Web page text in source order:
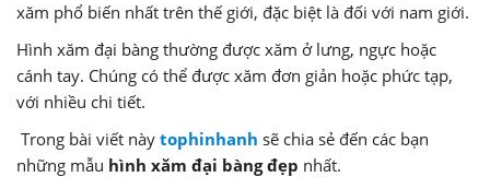
xăm phổ biến nhất trên thế giới, đặc biệt là đối với nam giới.
Hình xăm đại bàng thường được xăm ở lưng, ngực hoặc
cánh tay. Chúng có thể được xăm đơn giản hoặc phức tạp,
với nhiều chi tiết.
Trong bài viết này tophinhanh sẽ chia sẻ đến các bạn
những mẫu hình xăm đại bàng đẹp nhất.